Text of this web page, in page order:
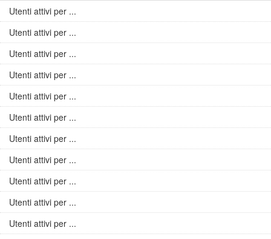
Utenti attivi per ...
Utenti attivi per ...
Utenti attivi per ...
Utenti attivi per ...
Utenti attivi per ...
Utenti attivi per ...
Utenti attivi per ...
Utenti attivi per ...
Utenti attivi per ...
Utenti attivi per ...
Utenti attivi per ...